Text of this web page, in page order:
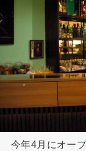
今年4月にオー